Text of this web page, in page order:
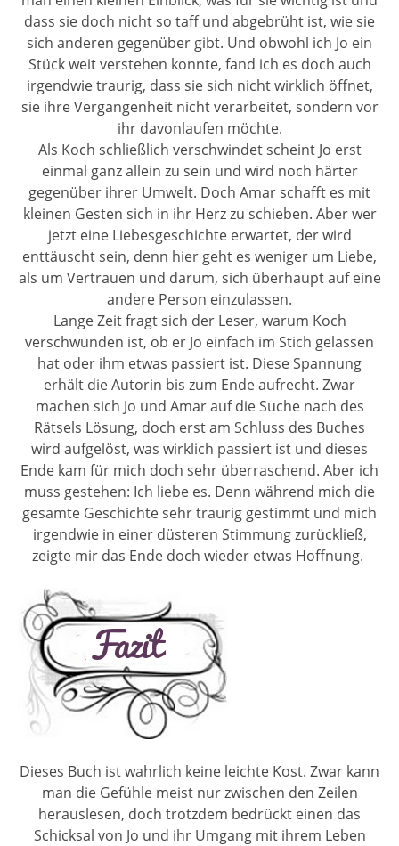
dass sie doch nicht so taff und abgebrüht ist, wie sie
sich anderen gegenüber gibt. Und obwohl ich Jo ein
Stück weit verstehen konnte, fand ich es doch auch
irgendwie traurig, dass sie sich nicht wirklich öffnet,
sie ihre Vergangenheit nicht verarbeitet, sondern vor
ihr davonlaufen möchte.
Als Koch schließlich verschwindet scheint Jo erst
einmal ganz allein zu sein und wird noch härter
gegenüber ihrer Umwelt. Doch Amar schafft es mit
kleinen Gesten sich in ihr Herz zu schieben. Aber wer
jetzt eine Liebesgeschichte erwartet, der wird
enttäuscht sein, denn hier geht es weniger um Liebe,
als um Vertrauen und darum, sich überhaupt auf eine
andere Person einzulassen.
Lange Zeit fragt sich der Leser, warum Koch
verschwunden ist, ob er Jo einfach im Stich gelassen
hat oder ihm etwas passiert ist. Diese Spannung
erhält die Autorin bis zum Ende aufrecht. Zwar
machen sich Jo und Amar auf die Suche nach des
Rätsels Lösung, doch erst am Schluss des Buches
wird aufgelöst, was wirklich passiert ist und dieses
Ende kam für mich doch sehr überraschend. Aber ich
muss gestehen: Ich liebe es. Denn während mich die
gesamte Geschichte sehr traurig gestimmt und mich
irgendwie in einer düsteren Stimmung zurückließ,
zeigte mir das Ende doch wieder etwas Hoffnung.
Dieses Buch ist wahrlich keine leichte Kost. Zwar kann
man die Gefühle meist nur zwischen den Zeilen
herauslesen, doch trotzdem bedrückt einen das
Schicksal von Jo und ihr Umgang mit ihrem Leben